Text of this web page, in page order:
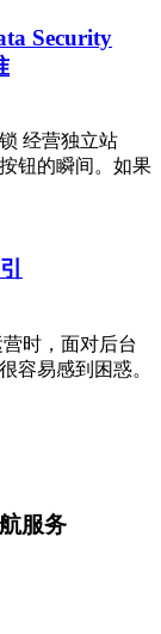
Security
经营独立站
钮的瞬间。如果
时，面对后台
容易感到困惑。
服务